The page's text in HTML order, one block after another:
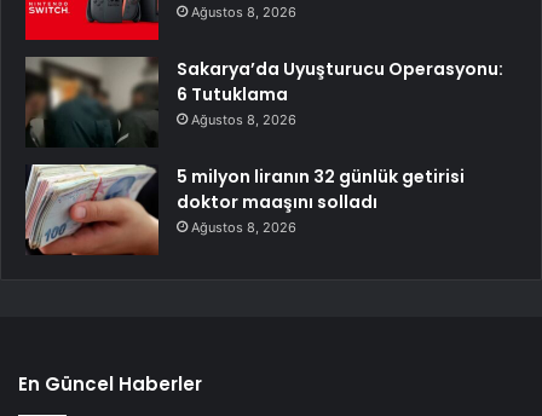
Ağustos 8, 2026
Sakarya’da Uyuşturucu Operasyonu:
6 Tutuklama
Ağustos 8, 2026
5 milyon liranın 32 günlük getirisi
doktor maaşını solladı
Ağustos 8, 2026
En Güncel Haberler